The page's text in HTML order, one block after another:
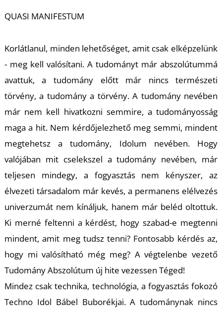
QUASI MANIFESTUM
Korlátlanul, minden lehetőséget, amit csak elképzelünk
- meg kell valósítani. A tudományt már abszolútummá
avattuk, a tudomány előtt már nincs természeti
törvény, a tudomány a törvény. A tudomány nevében
már nem kell hivatkozni semmire, a tudományosság
maga a hit. Nem kérdőjelezhető meg semmi, mindent
megtehetsz a tudomány, Idolum nevében. Hogy
valójában mit cselekszel a tudomány nevében, már
teljesen mindegy, a fogyasztás nem kényszer, az
élvezeti társadalom már kevés, a permanens elélvezés
univerzumát nem kínáljuk, hanem már beléd oltottuk.
Ki merné feltenni a kérdést, hogy szabad-e megtenni
mindent, amit meg tudsz tenni? Fontosabb kérdés az,
hogy mi valósítható még meg? A végtelenbe vezető
Tudomány Abszolútum új hite vezessen Téged!
Mindez csak technika, technológia, a fogyasztás fokozó
Techno Idol Bábel Buborékjai. A tudománynak nincs